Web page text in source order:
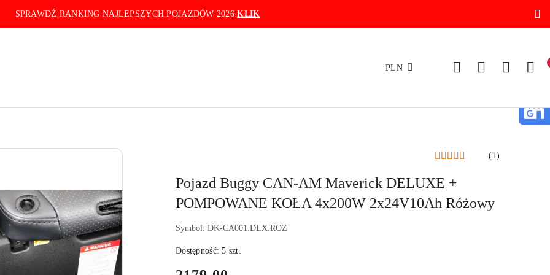
SPRAWDŹ RANKING NAJLEPSZYCH POJAZDÓW 2026KLIK
PLN
(1)
Pojazd Buggy CAN-AM Maverick DELUXE +
POMPOWANE KOŁA 4x200W 2x24V10Ah Różowy
Symbol: DK-CA001.DLX.ROZ
Dostępność:5 szt.